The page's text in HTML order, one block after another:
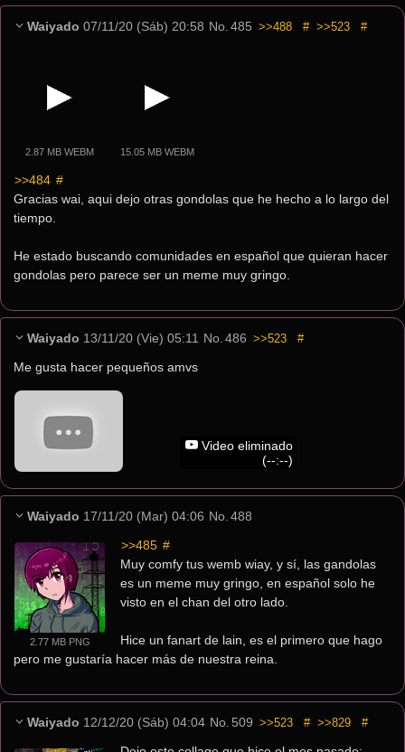
Waiyado 07/11/20 (Sáb) 20:58 No. 485 >>488 # >>523 #
2.87 MB WEBM 15.05 MB WEBM
>>484 #
Gracias wai, aqui dejo otras gondolas que he hecho a lo largo del
tiempo.
He estado buscando comunidades en español que quieran hacer
gondolas pero parece ser un meme muy gringo.
Waiyado 13/11/20 (Vie) 05:11 No. 486 >>523 #
Me gusta hacer pequeños amvs
Video eliminado
(--:--)
Waiyado 17/11/20 (Mar) 04:06 No. 488
2.77 MB PNG
>>485 #
Muy comfy tus wemb wiay, y sí, las gandolas
es un meme muy gringo, en español solo he
visto en el chan del otro lado.
Hice un fanart de lain, es el primero que hago
pero me gustaría hacer más de nuestra reina.
Waiyado 12/12/20 (Sáb) 04:04 No. 509 >>523 # >>829 #